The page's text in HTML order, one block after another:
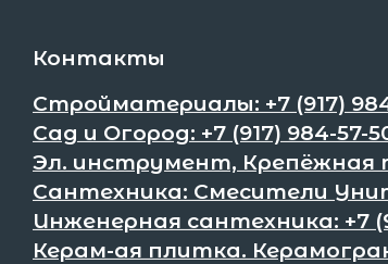
Контакты
Стройматериалы: +7 (917)
Сад и Огород: +7 (917) 984-57-
Эл. инструмент, Крепёжная
Сантехника: Смесители
Инженерная сантехника: +7
Керам-ая плитка.